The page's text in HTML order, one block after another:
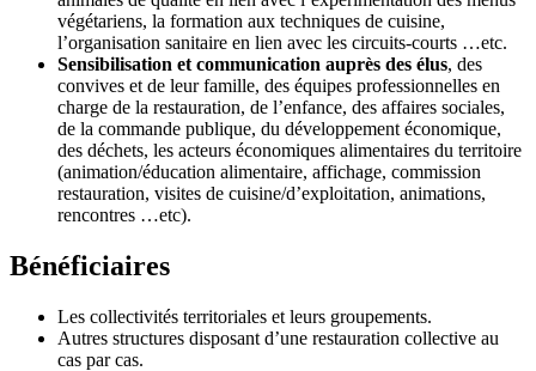
végétariens, la formation aux techniques de cuisine,
l’organisation sanitaire en lien avec les circuits-courts …etc.
Sensibilisation et communication auprès des élus, des
convives et de leur famille, des équipes professionnelles en
charge de la restauration, de l’enfance, des affaires sociales,
de la commande publique, du développement économique,
des déchets, les acteurs économiques alimentaires du territoire
(animation/éducation alimentaire, affichage, commission
restauration, visites de cuisine/d’exploitation, animations,
rencontres …etc).
Bénéficiaires
Les collectivités territoriales et leurs groupements.
Autres structures disposant d’une restauration collective au
cas par cas.